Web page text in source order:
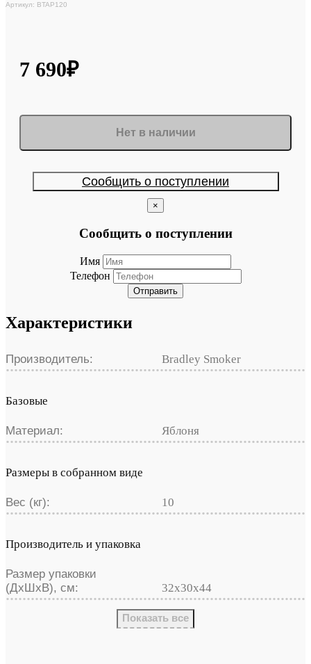
Артикул: BTAP120
7 690₽
Нет в наличии
Сообщить о поступлении
×
Сообщить о поступлении
Имя
Телефон
Отправить
Характеристики
Производитель: Bradley Smoker
Базовые
Материал: Яблоня
Размеры в собранном виде
Вес (кг): 10
Производитель и упаковка
Размер упаковки
(ДхШхВ), см:
32х30х44
Показать все